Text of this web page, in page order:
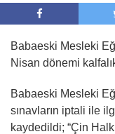
Babaeski Mesleki
Nisan dönemi
Babaeski Mesleki
sınavların iptali ile
kaydedildi; “Çin